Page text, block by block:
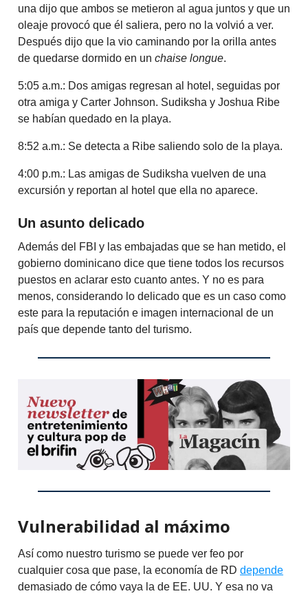
una dijo que ambos se metieron al agua juntos y que un
oleaje provocó que él saliera, pero no la volvió a ver.
Después dijo que la vio caminando por la orilla antes
de quedarse dormido en un chaise longue.
5:05 a.m.: Dos amigas regresan al hotel, seguidas por
otra amiga y Carter Johnson. Sudiksha y Joshua Ribe
se habían quedado en la playa.
8:52 a.m.: Se detecta a Ribe saliendo solo de la playa.
4:00 p.m.: Las amigas de Sudiksha vuelven de una
excursión y reportan al hotel que ella no aparece.
Un asunto delicado
Además del FBI y las embajadas que se han metido, el
gobierno dominicano dice que tiene todos los recursos
puestos en aclarar esto cuanto antes. Y no es para
menos, considerando lo delicado que es un caso como
este para la reputación e imagen internacional de un
país que depende tanto del turismo.
Vulnerabilidad al máximo
Así como nuestro turismo se puede ver feo por
cualquier cosa que pase, la economía de RD depende
demasiado de cómo vaya la de EE. UU. Y esa no va